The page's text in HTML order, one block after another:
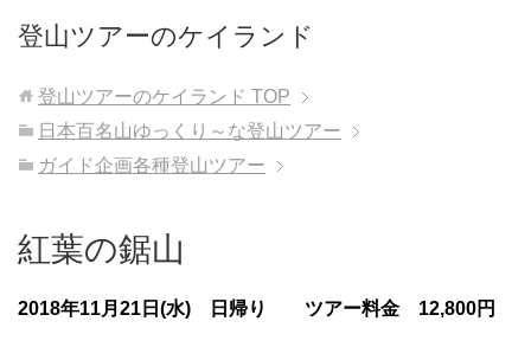
登山ツアーのケイランド
登山ツアーのケイランド TOP
日本百名山ゆっくり～な登山ツアー
ガイド企画各種登山ツアー
紅葉の鋸山
2018年11月21日(水) 日帰り ツアー料金 12,800円